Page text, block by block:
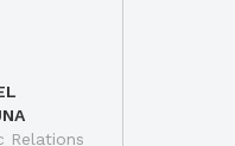
Relations